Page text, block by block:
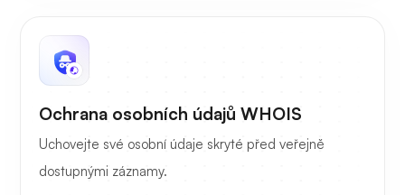
Ochrana osobních údajů WHOIS
Uchovejte své osobní údaje skryté před veřejně
dostupnými záznamy.